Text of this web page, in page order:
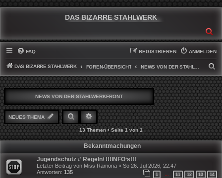
DAS BIZARRE STAHLWERK
FAQ ANMELDEN
REGISTRIEREN
DAS BIZARRE STAHLWERK FOREN-ÜBERSICHT
U
C
H
E
NEWS VON DER STAHLWERKFRONT
NEUES THEMA SUCHE ERWEITERTE SUCHE
13 Themen • Seite1von1
Bekanntmachungen
Jugendschutz # Regeln/ !!!INFO‘s!!!
Letzter Beitrag von Miss Ramona « So 26. Jul 2026, 22:47
Antworten: 135 1 … 11 12 13 14